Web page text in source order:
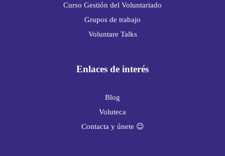
Curso Gestión del Voluntariado
Grupos de trabajo
Voluntare Talks
Enlaces de interés
Blog
Voluteca
Contacta y únete 😉